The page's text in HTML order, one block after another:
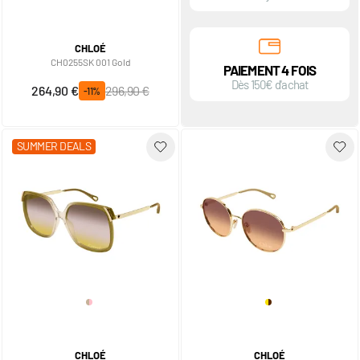
CHLOÉ
CH0255SK 001 Gold
Prix spécial
264,90 € -11%
Prix normal
296,90 €
PAIEMENT 4 FOIS
Dès 150€ d'achat
SUMMER DEALS
CHLOÉ CHLOÉ